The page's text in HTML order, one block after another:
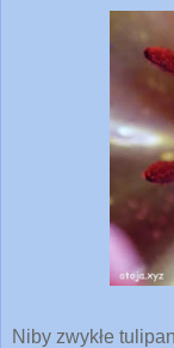
Niby zwykłe